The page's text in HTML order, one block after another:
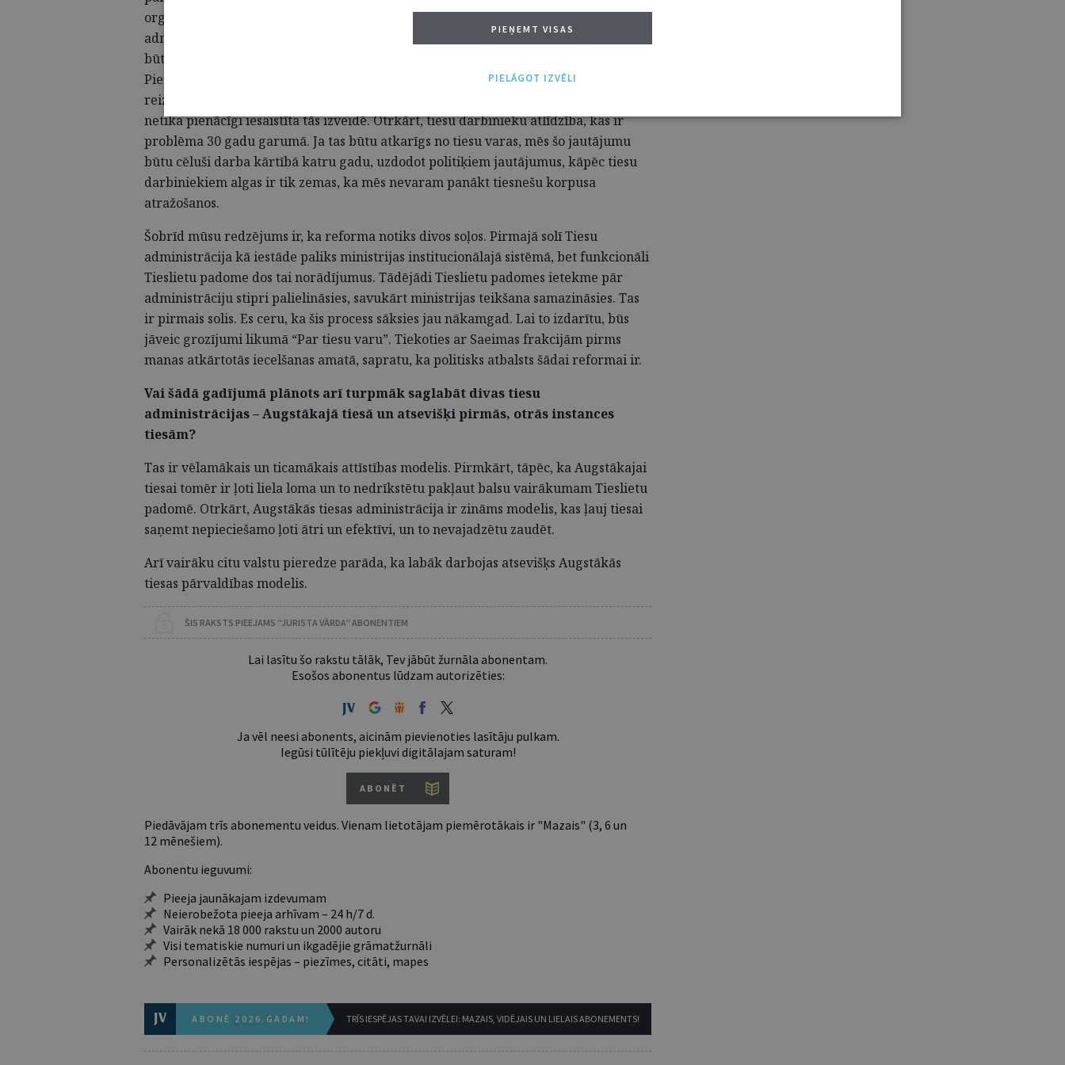
organizatoriskiem jautājumiem. Tādēļ viena no mūsu prioritātēm ir Tiesu
administrācijas pārraudzības nodošana Tieslietu padomei. Ja šāda pārraudzība
būtu bijusi, mēs būtu varējuši izvairīties no vairākām problēmām tiesu sistēmā.
Piemēram, e-lieta it kā strādā, taču tai ir tik zems lietderības koeficients, ka es
reizēm brīnos, vai nebūtu vieglāk, ja tā tiktu izstrādāta pilnīgi no jauna. Tiesu vara
netika pienācīgi iesaistīta tās izveidē. Otrkārt, tiesu darbinieku atlīdzība, kas ir
problēma 30 gadu garumā. Ja tas būtu atkarīgs no tiesu varas, mēs šo jautājumu
būtu cēluši darba kārtībā katru gadu, uzdodot politiķiem jautājumus, kāpēc tiesu
darbiniekiem algas ir tik zemas, ka mēs nevaram panākt tiesnešu korpusa
atražošanos.
Šobrīd mūsu redzējums ir, ka reforma notiks divos soļos. Pirmajā solī Tiesu
administrācija kā iestāde paliks ministrijas institucionālajā sistēmā, bet funkcionāli
Tieslietu padome dos tai norādījumus. Tādējādi Tieslietu padomes ietekme pār
administrāciju stipri palielināsies, savukārt ministrijas teikšana samazināsies. Tas
ir pirmais solis. Es ceru, ka šis process sāksies jau nākamgad. Lai to izdarītu, būs
jāveic grozījumi likumā “Par tiesu varu”. Tiekoties ar Saeimas frakcijām pirms
manas atkārtotās iecelšanas amatā, sapratu, ka politisks atbalsts šādai reformai ir.
Vai šādā gadījumā plānots arī turpmāk saglabāt divas tiesu
administrācijas – Augstākajā tiesā un atsevišķi pirmās, otrās instances
tiesām?
Tas ir vēlamākais un ticamākais attīstības modelis. Pirmkārt, tāpēc, ka Augstākajai
tiesai tomēr ir ļoti liela loma un to nedrīkstētu pakļaut balsu vairākumam Tieslietu
padomē. Otrkārt, Augstākās tiesas administrācija ir zināms modelis, kas ļauj tiesai
saņemt nepieciešamo ļoti ātri un efektīvi, un to nevajadzētu zaudēt.
Arī vairāku citu valstu pieredze parāda, ka labāk darbojas atsevišķs Augstākās
tiesas pārvaldības modelis.
ŠIS RAKSTS PIEEJAMS “JURISTA VĀRDA” ABONENTIEM
Lai lasītu šo rakstu tālāk, Tev jābūt žurnāla abonentam.
Esošos abonentus lūdzam autorizēties:
Ja vēl neesi abonents, aicinām pievienoties lasītāju pulkam.
Iegūsi tūlītēju piekļuvi digitālajam saturam!
ABONĒT
Piedāvājam trīs abonementu veidus. Vienam lietotājam piemērotākais ir "Mazais" (3, 6 un
12 mēnešiem).
Abonentu ieguvumi:
Pieeja jaunākajam izdevumam
Neierobežota pieeja arhīvam – 24 h/7 d.
Vairāk nekā 18 000 rakstu un 2000 autoru
Visi tematiskie numuri un ikgadējie grāmatžurnāli
Personalizētās iespējas – piezīmes, citāti, mapes
ABONĒ 2026.GADAM! TRĪS IESPĒJAS TAVAI IZVĒLEI: MAZAIS, VIDĒJAIS UN LIELAIS ABONEMENTS!
PIEŅEMT VISAS
PIELĀGOT IZVĒLI